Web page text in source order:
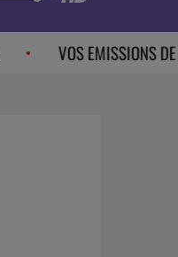
VOS EMISSIONS